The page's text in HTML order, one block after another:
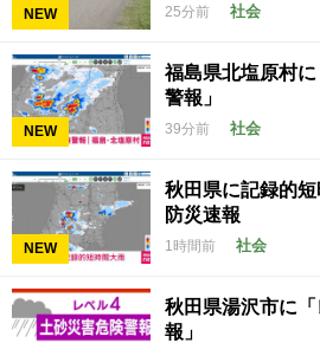
NEW 25分前 社会
NEW
福島県北塩原村
警報」
39分前 社会
NEW
秋田県に記録的
防災速報
1時間前 社会
秋田県湯沢市に
報」